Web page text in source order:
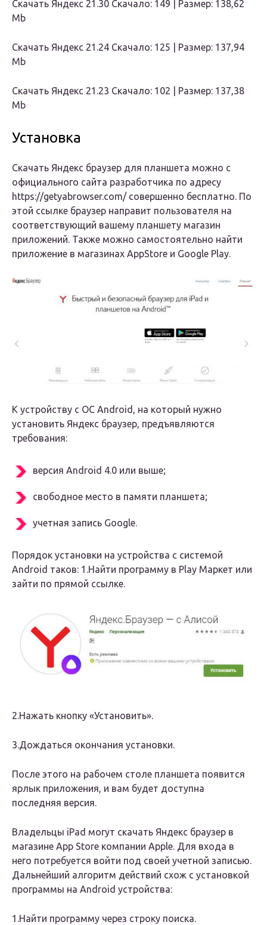
Скачать Яндекс 21.30 Скачало: 149 | Размер: 138,62
Mb
Скачать Яндекс 21.24 Скачало: 125 | Размер: 137,94
Mb
Скачать Яндекс 21.23 Скачало: 102 | Размер: 137,38
Mb
Установка
Скачать Яндекс браузер для планшета можно с
официального сайта разработчика по адресу
https://getyabrowser.com/ совершенно бесплатно. По
этой ссылке браузер направит пользователя на
соответствующий вашему планшету магазин
приложений. Также можно самостоятельно найти
приложение в магазинах AppStore и Google Play.
К устройству с ОС Android, на который нужно
установить Яндекс браузер, предъявляются
требования:
версия Android 4.0 или выше;
свободное место в памяти планшета;
учетная запись Google.
Порядок установки на устройства с системой
Android таков: 1.Найти программу в Play Маркет или
зайти по прямой ссылке.
2.Нажать кнопку «Установить».
3.Дождаться окончания установки.
После этого на рабочем столе планшета появится
ярлык приложения, и вам будет доступна
последняя версия.
Владельцы iPad могут скачать Яндекс браузер в
магазине App Store компании Apple. Для входа в
него потребуется войти под своей учетной записью.
Дальнейший алгоритм действий схож с установкой
программы на Android устройства:
1.Найти программу через строку поиска.